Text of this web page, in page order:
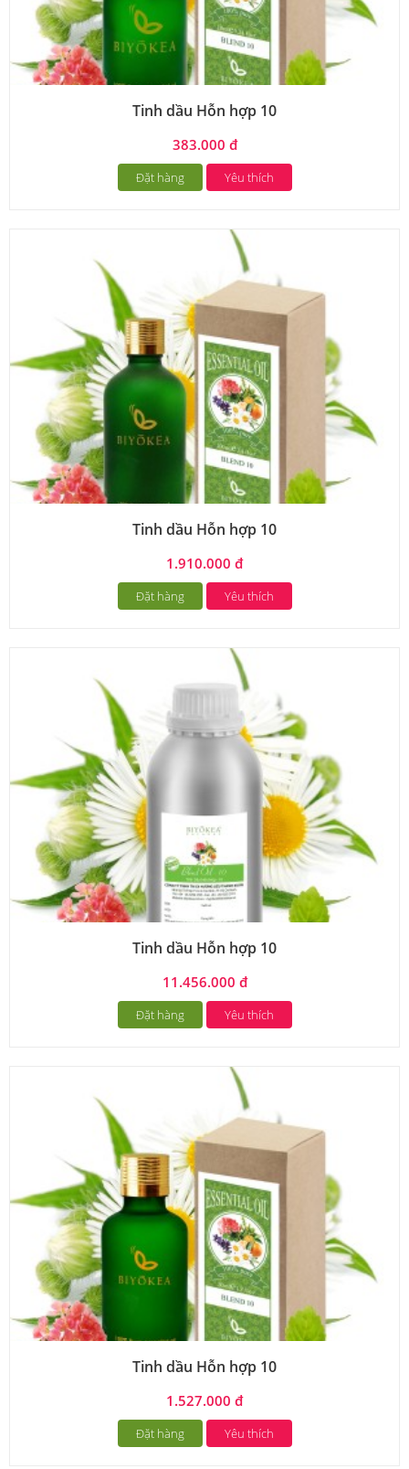
Tinh dầu Hỗn hợp 10
383.000 đ
Đặt hàng Yêu thích
Tinh dầu Hỗn hợp 10
1.910.000 đ
Đặt hàng Yêu thích
Tinh dầu Hỗn hợp 10
11.456.000 đ
Đặt hàng Yêu thích
Tinh dầu Hỗn hợp 10
1.527.000 đ
Đặt hàng Yêu thích